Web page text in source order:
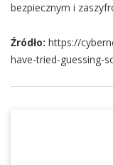
bezpiecznym i
Źródło: https://
have-tried-guessing-